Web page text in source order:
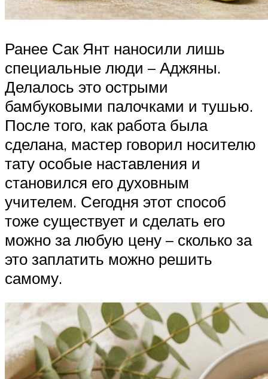
Ранее Сак Янт наносили лишь
специальные люди – Аджяны.
Делалось это острыми
бамбуковыми палочками и тушью.
После того, как работа была
сделана, мастер говорил носителю
тату особые наставления и
становился его духовным
учителем. Сегодня этот способ
тоже существует и сделать его
можно за любую цену – сколько за
это заплатить можно решить
самому.